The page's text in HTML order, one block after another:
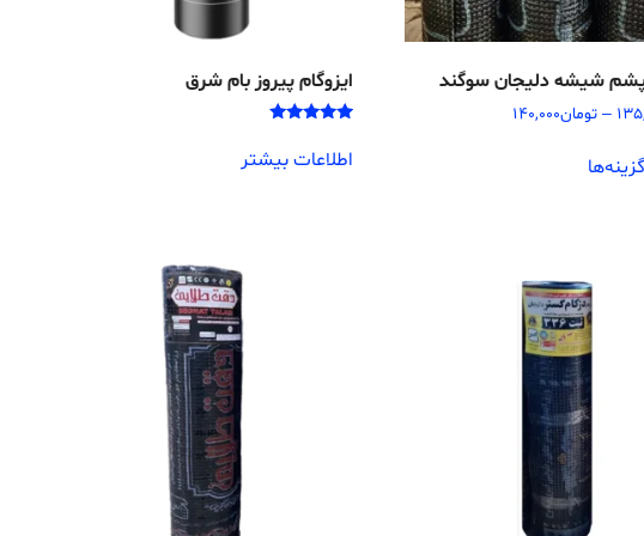
پشم شیشه دلیجان سوگند
– تومان140,000
ایزوگام پیروز بام شرق
5.00
از 5
اطلاعات بیشتر